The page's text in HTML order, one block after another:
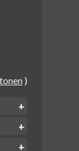
)